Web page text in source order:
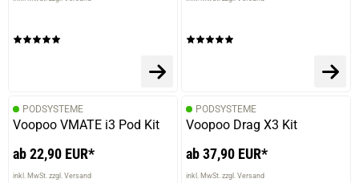
Trustedshops.de
verifizierter Onlinekauf.
Ist super, kann man lange nehmen ohne es über zu
PODSYSTEME
Voopoo VMATE i3 Pod Kit
ab 22,90 EUR*
inkl. MwSt. zzgl. Versand
PODSYSTEME
Voopoo Drag X3 Kit
ab 37,90 EUR*
inkl. MwSt. zzgl. Versand